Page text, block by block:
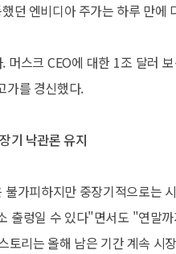
던 엔비디아 주가는 하루 만에
머스크 CEO에 대한 1조 달러
가를 경신했다.
기 낙관론 유지
가피하지만 중장기적으로는
출렁일 수 있다"면서도 "연말
토리는 올해 남은 기간 계속 시